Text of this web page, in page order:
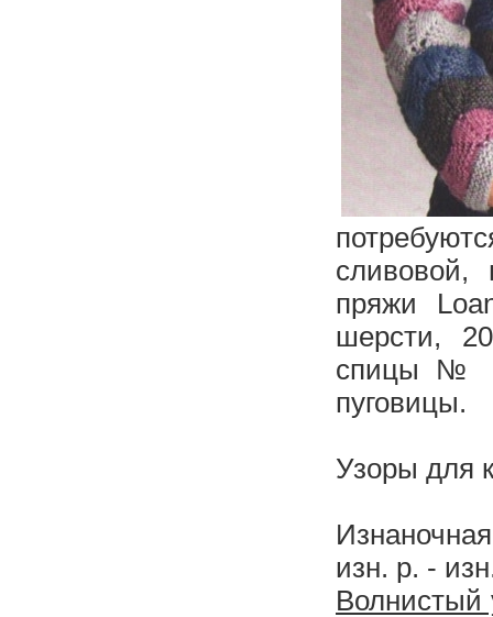
пряжи
шерсти,
спицы №
пуговицы.
Узоры для
изн. р. -
Волнистый